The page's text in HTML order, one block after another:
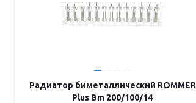
Радиатор биметаллический ROMMER
Plus Bm 200/100/14